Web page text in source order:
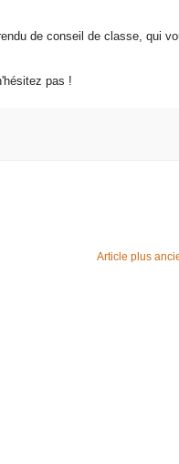
de conseil de classe, qui
pas !
Article plus